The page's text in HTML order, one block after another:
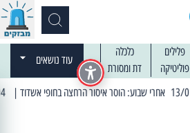
פלילים
כלכלה
פוליטיקה דת ומסורת
עוד נושאים
| 13:04 14/01/2025 עובדים בלילות: עבודות קרצוף וריבוד אספלט